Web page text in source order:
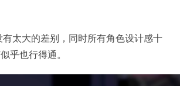
太大的差别，同时所有角色设计感十
乎也行得通。